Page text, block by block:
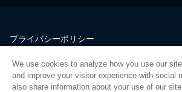
プライバシーポリシー
品質
サイトマップ
We use cookies to analyze how you use our
and improve your visitor experience with social
also share information about your use of our